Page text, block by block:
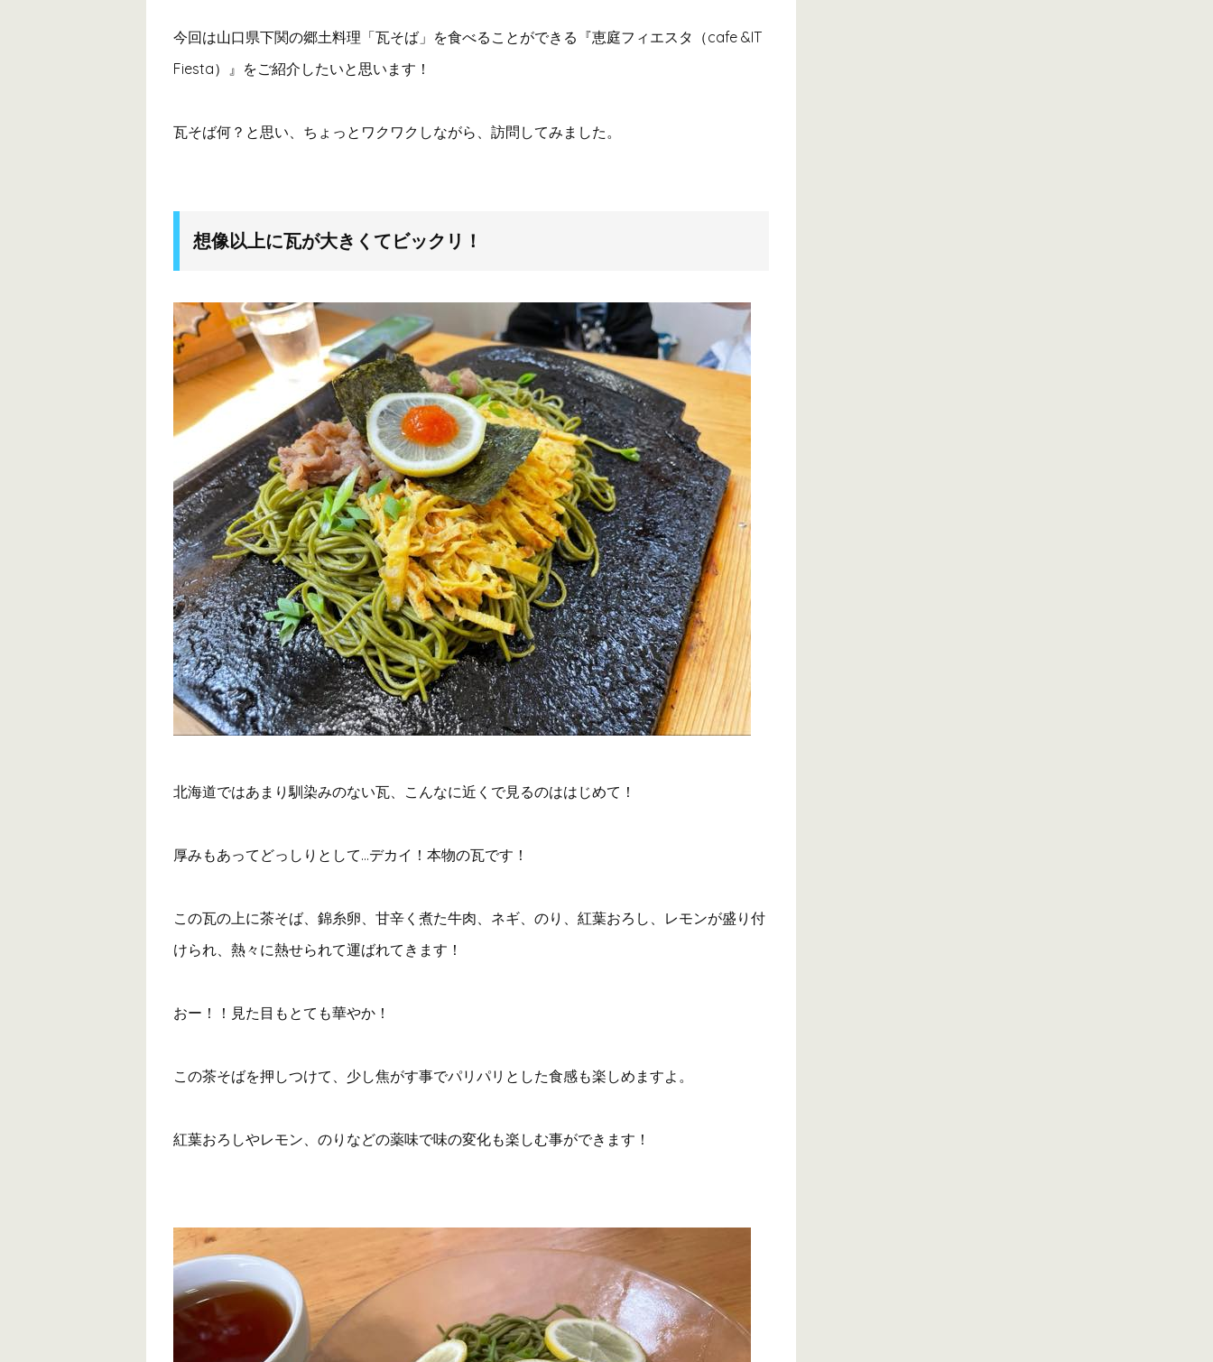
今回は山口県下関の郷土料理「瓦そば」を食べることができる『恵庭フィエスタ（cafe &IT
Fiesta）』をご紹介したいと思います！
瓦そば何？と思い、ちょっとワクワクしながら、訪問してみました。
想像以上に瓦が大きくてビックリ！
北海道ではあまり馴染みのない瓦、こんなに近くで見るのははじめて！
厚みもあってどっしりとして…デカイ！本物の瓦です！
この瓦の上に茶そば、錦糸卵、甘辛く煮た牛肉、ネギ、のり、紅葉おろし、レモンが盛り付
けられ、熱々に熱せられて運ばれてきます！
おー！！見た目もとても華やか！
この茶そばを押しつけて、少し焦がす事でパリパリとした食感も楽しめますよ。
紅葉おろしやレモン、のりなどの薬味で味の変化も楽しむ事ができます！